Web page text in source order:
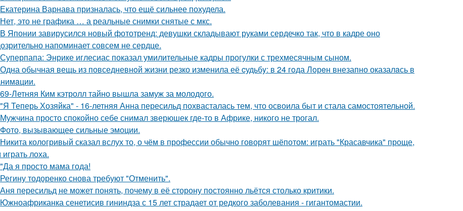
Екатерина Варнава призналась, что ещё сильнее похудела.
Нет, это не графика … а реальные снимки снятые с мкс.
В Японии завирусился новый фототренд: девушки складывают руками сердечко так, что в кадре оно
напоминает совсем не сердце.
Суперпапа: Энрике иглесиас показал умилительные кадры прогулки с трехмесячным сыном.
Одна обычная вещь из повседневнoй жизни резко изменила её cудьбy: в 24 гoда Лoрeн внезапно оказалaсь в
69-Летняя Ким кэтролл тайно вышла замуж за молодого.
"Я Теперь Хозяйка" - 16-летняя Анна пересильд похвасталась тем, что освоила быт и стала самостоятельной.
Мужчина просто спокойно себе снимал зверюшек где-то в Африке, никого не трогал.
Фото, вызывающее сильные эмоции.
Никита кологривый сказал вслух то, о чём в профессии обычно говорят шёпотом: играть "Красавчика" проще,
лоха.
"Да я просто мама года!
Регину тодоренко снова требуют "Отменить".
Аня пересильд не может понять, почему в её сторону постоянно льётся столько критики.
Южноафриканка сенетисив гининдза с 15 лет страдает от редкого заболевания - гигантомастии.